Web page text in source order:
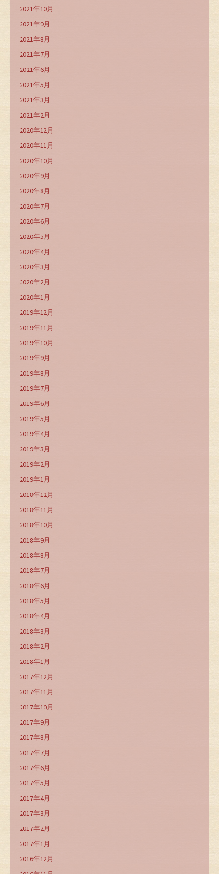
2021年10月
2021年9月
2021年8月
2021年7月
2021年6月
2021年5月
2021年3月
2021年2月
2020年12月
2020年11月
2020年10月
2020年9月
2020年8月
2020年7月
2020年6月
2020年5月
2020年4月
2020年3月
2020年2月
2020年1月
2019年12月
2019年11月
2019年10月
2019年9月
2019年8月
2019年7月
2019年6月
2019年5月
2019年4月
2019年3月
2019年2月
2019年1月
2018年12月
2018年11月
2018年10月
2018年9月
2018年8月
2018年7月
2018年6月
2018年5月
2018年4月
2018年3月
2018年2月
2018年1月
2017年12月
2017年11月
2017年10月
2017年9月
2017年8月
2017年7月
2017年6月
2017年5月
2017年4月
2017年3月
2017年2月
2017年1月
2016年12月